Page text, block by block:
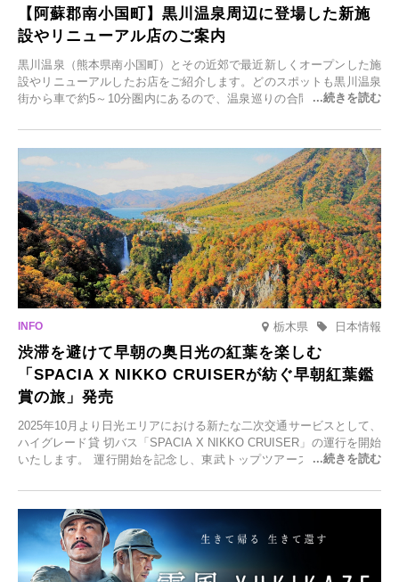
【阿蘇郡南小国町】黒川温泉周辺に登場した新施
設やリニューアル店のご案内
黒川温泉（熊本県南小国町）とその近郊で最近新しくオープンした施
設やリニューアルしたお店をご紹介します。どのスポットも黒川温泉
街から車で約5～10分圏内にあるので、温泉巡りの合間に気軽に立ち
元食材にこだわったレストランなど、多彩な魅力が満載です。黒川温
泉の新たな楽しみとしてチェックしてみてください。
栃木県 日本情報
渋滞を避けて早朝の奥日光の紅葉を楽しむ
「SPACIA X NIKKO CRUISERが紡ぐ早朝紅葉鑑
賞の旅」発売
2025年10月より日光エリアにおける新たな二次交通サービスとして、
ハイグレード貸 切バス「SPACIA X NIKKO CRUISER」の運行を開始
いたします。 運行開始を記念し、東武トップツアーズ株式会社では
2025年9月12日(金)より発売いたします。